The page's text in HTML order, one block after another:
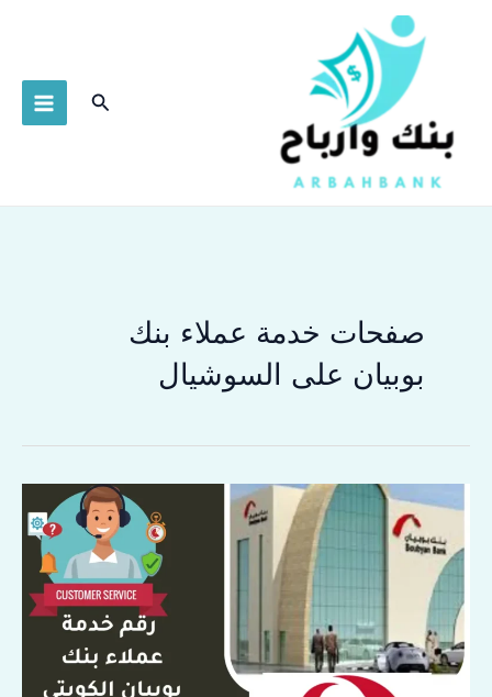
البحث
صفحات خدمة عملاء بنك
بوبيان على السوشيال
خدمة
عملاء
بنك
بوبيان
الكويتي